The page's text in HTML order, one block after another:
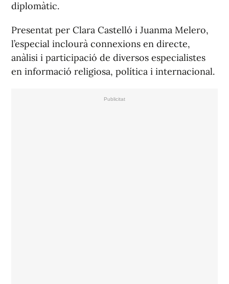
diplomàtic.
Presentat per Clara Castelló i Juanma Melero,
l’especial inclourà connexions en directe,
anàlisi i participació de diversos especialistes
en informació religiosa, política i internacional.